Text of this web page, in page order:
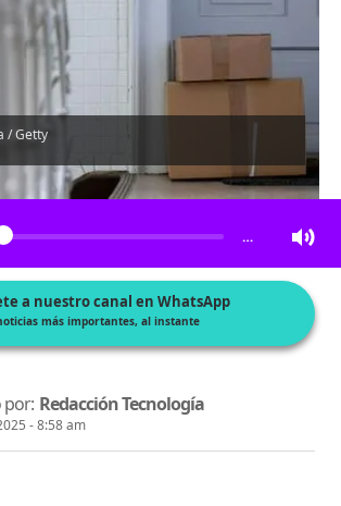
/ Getty
Escucha el artículo
…
a nuestro canal en WhatsApp
más importantes, al instante
por: Redacción Tecnología
- 8:58 am